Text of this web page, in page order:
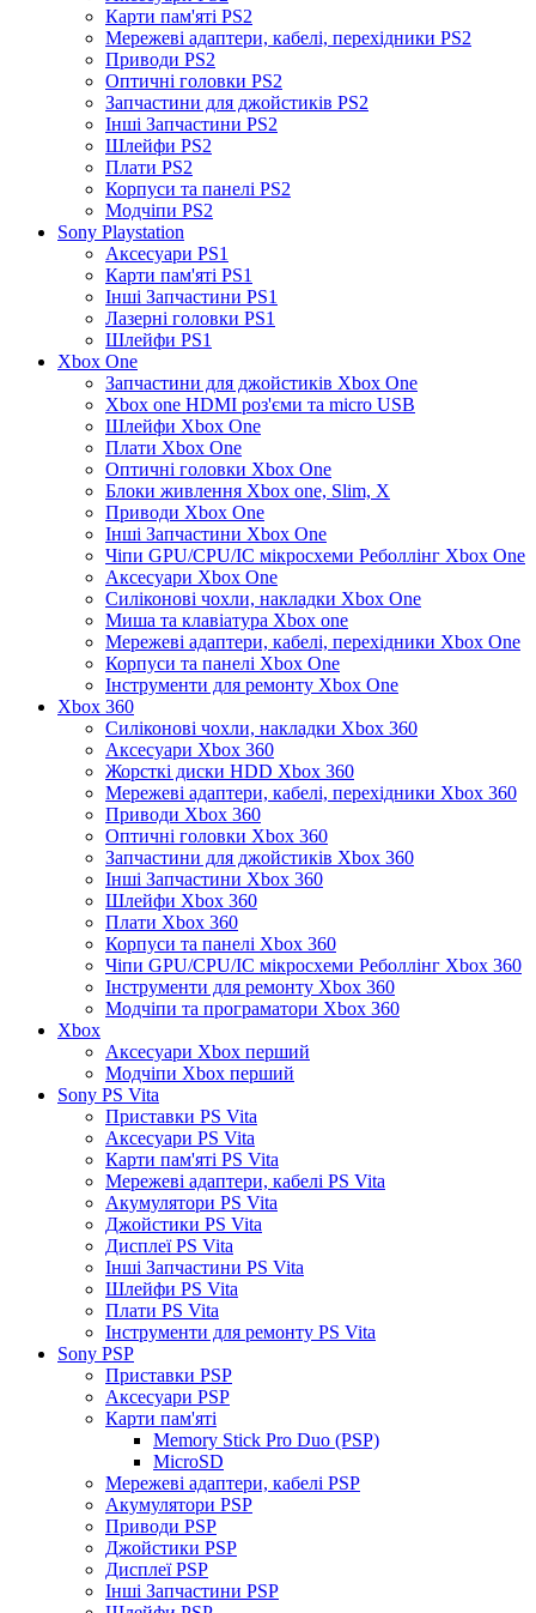
Карти пам'яті PS2
Мережеві адаптери, кабелі, перехідники PS2
Приводи PS2
Оптичні головки PS2
Запчастини для джойстиків PS2
Інші Запчастини PS2
Шлейфи PS2
Плати PS2
Корпуси та панелі PS2
Модчіпи PS2
Sony Playstation
Аксесуари PS1
Карти пам'яті PS1
Інші Запчастини PS1
Лазерні головки PS1
Шлейфи PS1
Xbox One
Запчастини для джойстиків Xbox One
Xbox one HDMI роз'єми та micro USB
Шлейфи Xbox One
Плати Xbox One
Оптичні головки Xbox One
Блоки живлення Xbox one, Slim, X
Приводи Xbox One
Інші Запчастини Xbox One
Чіпи GPU/CPU/IC мікросхеми Реболлінг Xbox One
Аксесуари Xbox One
Силіконові чохли, накладки Xbox One
Миша та клавіатура Xbox one
Мережеві адаптери, кабелі, перехідники Xbox One
Корпуси та панелі Xbox One
Інструменти для ремонту Xbox One
Xbox 360
Силіконові чохли, накладки Xbox 360
Аксесуари Xbox 360
Жорсткі диски HDD Xbox 360
Мережеві адаптери, кабелі, перехідники Xbox 360
Приводи Xbox 360
Оптичні головки Xbox 360
Запчастини для джойстиків Xbox 360
Інші Запчастини Xbox 360
Шлейфи Xbox 360
Плати Xbox 360
Корпуси та панелі Xbox 360
Чіпи GPU/CPU/IC мікросхеми Реболлінг Xbox 360
Інструменти для ремонту Xbox 360
Модчіпи та програматори Xbox 360
Xbox
Аксесуари Xbox перший
Модчіпи Xbox перший
Sony PS Vita
Приставки PS Vita
Аксесуари PS Vita
Карти пам'яті PS Vita
Мережеві адаптери, кабелі PS Vita
Акумулятори PS Vita
Джойстики PS Vita
Дисплеї PS Vita
Інші Запчастини PS Vita
Шлейфи PS Vita
Плати PS Vita
Інструменти для ремонту PS Vita
Sony PSP
Приставки PSP
Аксесуари PSP
Карти пам'яті
Memory Stick Pro Duo (PSP)
MicroSD
Мережеві адаптери, кабелі PSP
Акумулятори PSP
Приводи PSP
Джойстики PSP
Дисплеї PSP
Інші Запчастини PSP